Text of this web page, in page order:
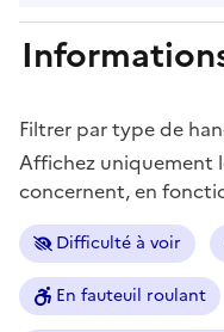
Filtrer par type de
Affichez uniquement
concernent, en
Difficulté à voir
En fauteuil roulant